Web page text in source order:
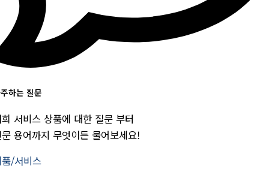
하는 질문
서비스 상품에 대한 질문 부터
용어까지 무엇이든 물어보세요!
/서비스